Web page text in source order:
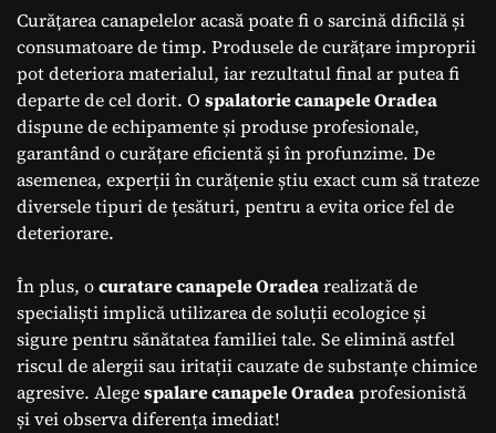
Curățarea canapelelor acasă poate fi o sarcină dificilă și
consumatoare de timp. Produsele de curățare improprii
pot deteriora materialul, iar rezultatul final ar putea fi
departe de cel dorit. O spalatorie canapele Oradea
dispune de echipamente și produse profesionale,
garantând o curățare eficientă și în profunzime. De
asemenea, experții în curățenie știu exact cum să trateze
diversele tipuri de țesături, pentru a evita orice fel de
deteriorare.
În plus, ocuratare canapele Oradearealizată de
specialiști implică utilizarea de soluții ecologice și
sigure pentru sănătatea familiei tale. Se elimină astfel
riscul de alergii sau iritații cauzate de substanțe chimice
agresive. Alegespalare canapele Oradeaprofesionistă
și vei observa diferența imediat!